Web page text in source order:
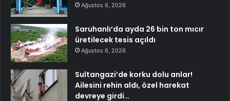
Ağustos 6, 2026
Saruhanlı’da ayda 26 bin ton mıcır
üretilecek tesis açıldı
Ağustos 6, 2026
Sultangazi’de korku dolu anlar!
Ailesini rehin aldı, özel harekat
devreye girdi…